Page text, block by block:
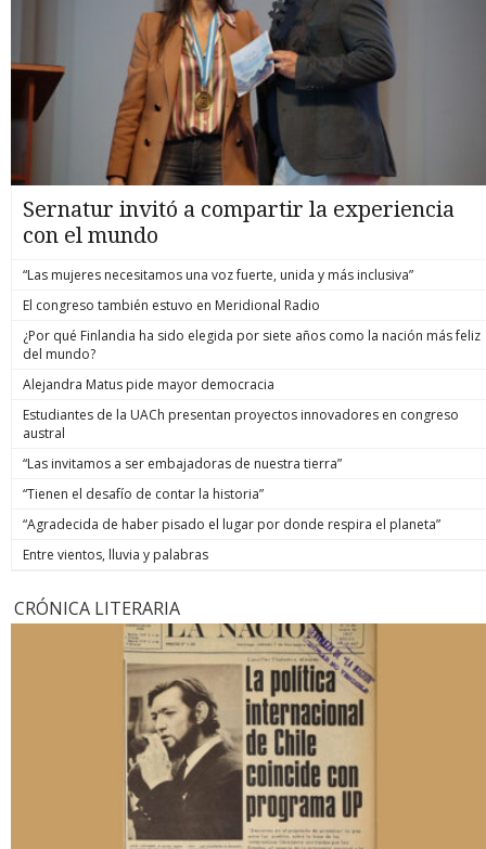
Sernatur invitó a compartir la experiencia
con el mundo
“Las mujeres necesitamos una voz fuerte, unida y más inclusiva”
El congreso también estuvo en Meridional Radio
¿Por qué Finlandia ha sido elegida por siete años como la nación más feliz
del mundo?
Alejandra Matus pide mayor democracia
Estudiantes de la UACh presentan proyectos innovadores en congreso
austral
“Las invitamos a ser embajadoras de nuestra tierra”
“Tienen el desafío de contar la historia”
“Agradecida de haber pisado el lugar por donde respira el planeta”
Entre vientos, lluvia y palabras
CRÓNICA LITERARIA